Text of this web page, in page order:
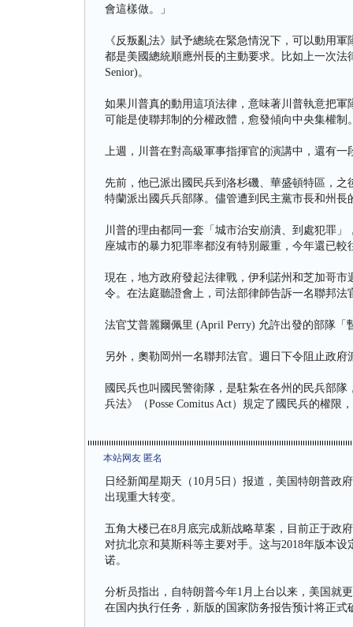
會這樣做。」
《反叛亂法》賦予總統在緊急情況下，可以動用
都是美國總統順應州長的主動要求。比如上一次法
Senior)。
如果川普真的動用這項法律，意味著川普執意把
可能是使聯邦制的分權政體，愈發傾向中央集權制
上週，川普在對高級軍事指揮官的演講中，還有
先前，他已派出國民兵到洛杉磯、華盛頓特區，
特蘭派出國兵兵部隊。儘管遭到民主黨市長和州
川普的理由都同一套「城市治安崩潰、到處犯罪
座城市的暴力犯罪率都沒有特別嚴重，今年還已較
現在，地方政府發起法律戰，伊利諾州和芝加哥
令。在法庭聽證會上，司法部律師告訴一名聯邦
法官艾普麗爾佩里 (April Perry) 允許出發的部隊
另外，奧勒岡州一名聯邦法官。週日下令阻止政
國民兵也叫國民警衛隊，是駐紮在各州的民兵部
兵法》（Posse Comitus Act）規定了國民兵的權
本站网友 匿名
日经新闻星期天（10月5日）报道，美国特朗普政
出现重大转变。
五角大楼已在8月底完成新战略草案，目前正于政
对抗北京和莫斯科等主要对手。这与2018年版本
诺。
分析员指出，自特朗普今年1月上台以来，美国就
在国内执行任务，新版的国家防务报告预计将正式